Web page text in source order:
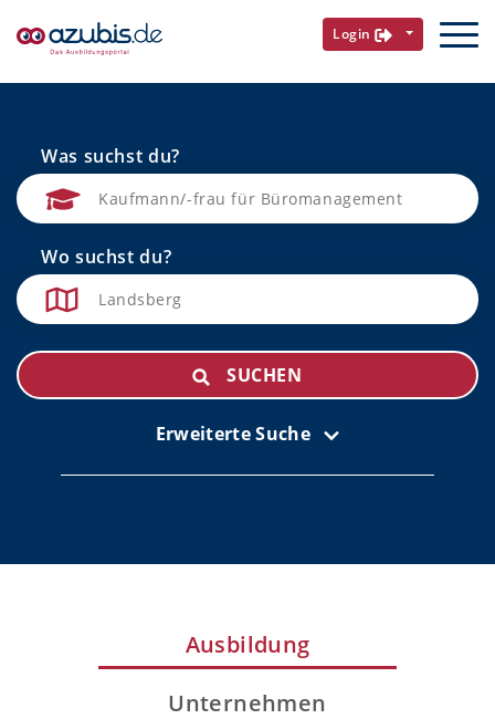
Login
Was suchst du?
Wo suchst du?
SUCHEN
Erweiterte Suche
Ausbildung
Unternehmen